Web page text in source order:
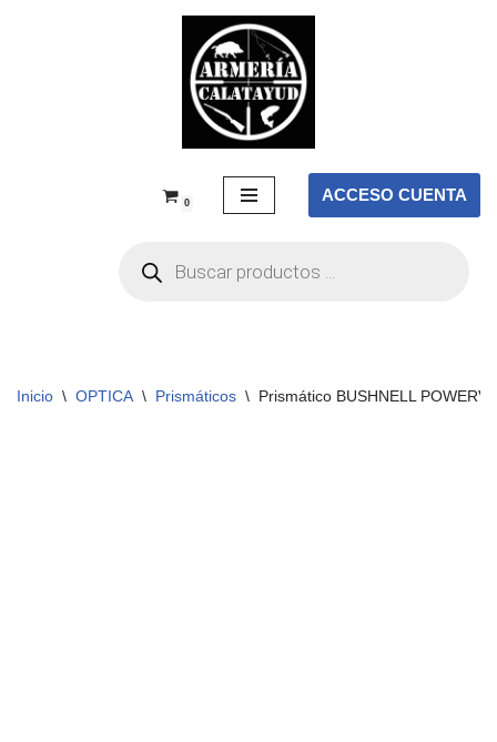
0 ACCESO CUENTA
Inicio \ OPTICA \ Prismáticos \ Prismático BUSHNELL